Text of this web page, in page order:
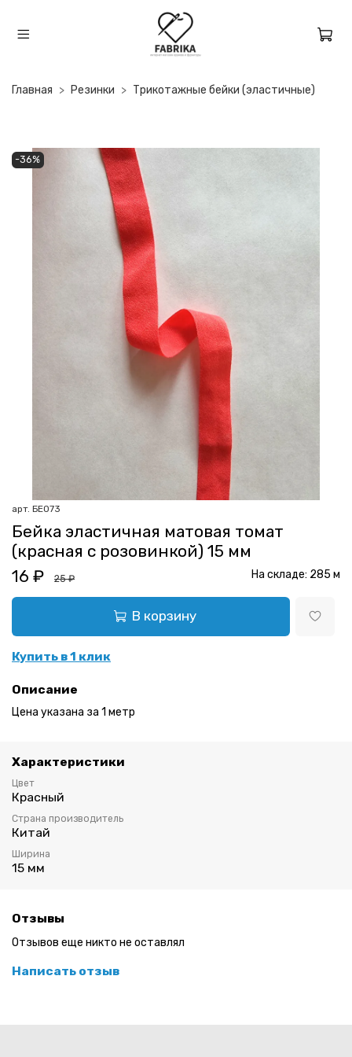
Главная Резинки Трикотажные бейки (эластичные)
-36%
арт. БЕ073
Бейка эластичная матовая томат
(красная с розовинкой) 15 мм
16 ₽
25 ₽
В корзину
Купить в 1 клик
На складе: 285 м
Описание
Цена указана за 1 метр
Характеристики
Цвет
Красный
Страна производитель
Китай
Ширина
15 мм
Отзывы
Отзывов еще никто не оставлял
Написать отзыв